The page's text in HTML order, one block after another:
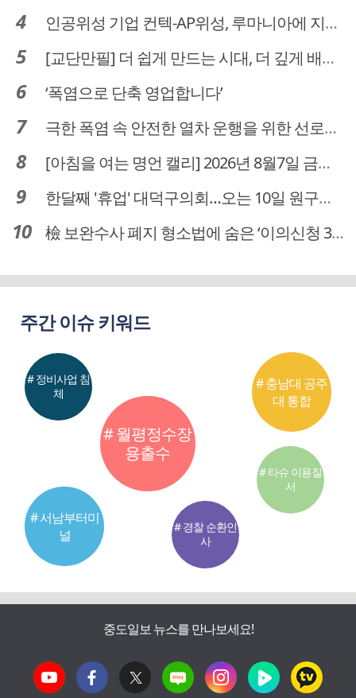
인공위성 기업 컨텍-AP위성, 루마니아에 지상국 시스템 전수
[교단만필] 더 쉽게 만드는 시대, 더 깊게 배우는 교육
‘폭염으로 단축 영업합니다’
극한 폭염 속 안전한 열차 운행을 위한 선로관리
[아침을 여는 명언 캘리] 2026년 8월7일 금요일
한달째 '휴업' 대덕구의회…오는 10일 원구성 다시 돌입
檢 보완수사 폐지 형소법에 숨은 ‘이의신청 3개월 제한’…황운하는 30일 추진
주간 이슈 키워드
# 월평정수장
용출수
# 서남부터미
널
# 충남대 공주
대 통합
# 정비사업 침
체
# 경찰 순환인
사
# 타슈 이용질
서
중도일보 뉴스를 만나보세요!